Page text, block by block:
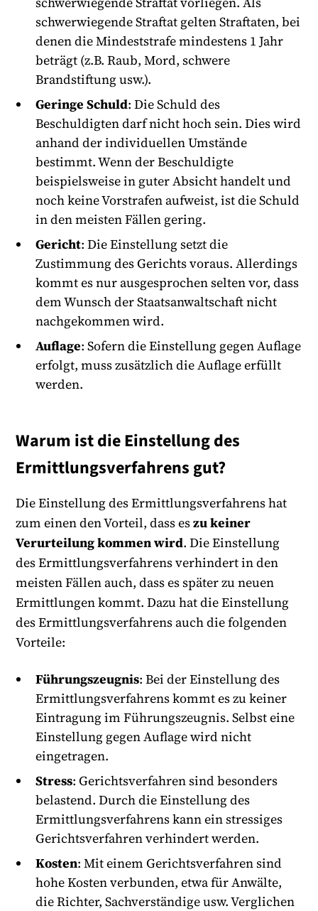
schwerwiegende Straftat gelten Straftaten, bei
denen die Mindeststrafe mindestens 1 Jahr
beträgt (z.B. Raub, Mord, schwere
Brandstiftung usw.).
Geringe Schuld: Die Schuld des
Beschuldigten darf nicht hoch sein. Dies wird
anhand der individuellen Umstände
bestimmt. Wenn der Beschuldigte
beispielsweise in guter Absicht handelt und
noch keine Vorstrafen aufweist, ist die Schuld
in den meisten Fällen gering.
Gericht: Die Einstellung setzt die
Zustimmung des Gerichts voraus. Allerdings
kommt es nur ausgesprochen selten vor, dass
dem Wunsch der Staatsanwaltschaft nicht
nachgekommen wird.
Auflage: Sofern die Einstellung gegen Auflage
erfolgt, muss zusätzlich die Auflage erfüllt
werden.
Warum ist die Einstellung des
Ermittlungsverfahrens gut?
Die Einstellung des Ermittlungsverfahrens hat
zum einen den Vorteil, dass eszu keiner
Verurteilung kommen wird. Die Einstellung
des Ermittlungsverfahrens verhindert in den
meisten Fällen auch, dass es später zu neuen
Ermittlungen kommt. Dazu hat die Einstellung
des Ermittlungsverfahrens auch die folgenden
Vorteile:
Führungszeugnis: Bei der Einstellung des
Ermittlungsverfahrens kommt es zu keiner
Eintragung im Führungszeugnis. Selbst eine
Einstellung gegen Auflage wird nicht
eingetragen.
Stress: Gerichtsverfahren sind besonders
belastend. Durch die Einstellung des
Ermittlungsverfahrens kann ein stressiges
Gerichtsverfahren verhindert werden.
Kosten: Mit einem Gerichtsverfahren sind
hohe Kosten verbunden, etwa für Anwälte,
die Richter, Sachverständige usw. Verglichen